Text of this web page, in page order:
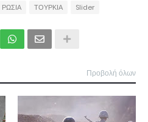
ΡΩΣΙΑ ΤΟΥΡΚΙΑ Slider
Προβολή όλων